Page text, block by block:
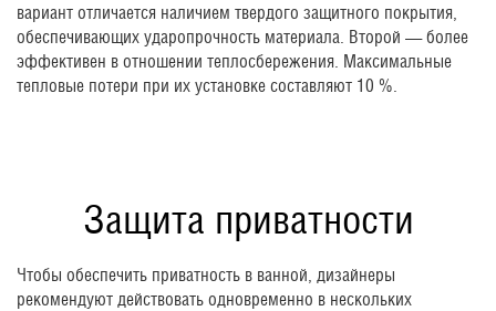
вариант отличается наличием твердого защитного покрытия,
обеспечивающих ударопрочность материала. Второй — более
эффективен в отношении теплосбережения. Максимальные
тепловые потери при их установке составляют 10 %.
Защита приватности
Чтобы обеспечить приватность в ванной, дизайнеры
рекомендуют действовать одновременно в нескольких